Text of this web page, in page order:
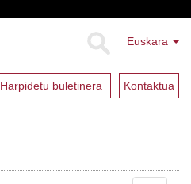
Euskara
Harpidetu buletinera Kontaktua